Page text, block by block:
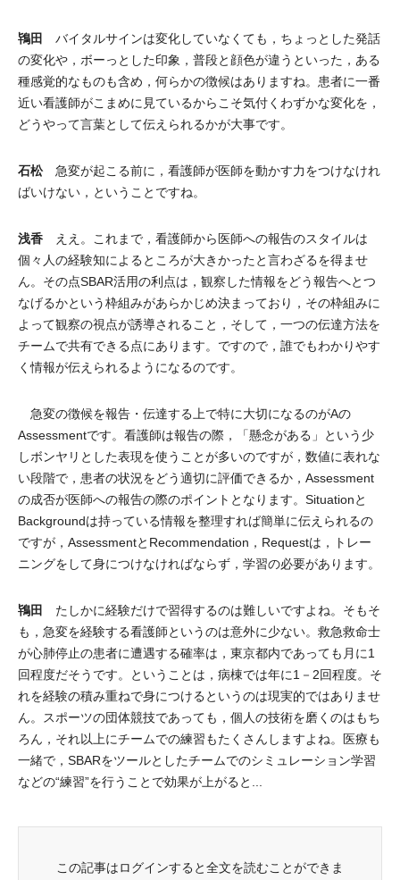
鴇田 バイタルサインは変化していなくても，ちょっとした発話
の変化や，ボーっとした印象，普段と顔色が違うといった，ある
種感覚的なものも含め，何らかの徴候はありますね。患者に一番
近い看護師がこまめに見ているからこそ気付くわずかな変化を，
どうやって言葉として伝えられるかが大事です。
石松急変が起こる前に，看護師が医師を動かす力をつけなけれ
ばいけない，ということですね。
浅香 ええ。これまで，看護師から医師への報告のスタイルは
個々人の経験知によるところが大きかったと言わざるを得ませ
ん。その点SBAR活用の利点は，観察した情報をどう報告へとつ
なげるかという枠組みがあらかじめ決まっており，その枠組みに
よって観察の視点が誘導されること，そして，一つの伝達方法を
チームで共有できる点にあります。ですので，誰でもわかりやす
く情報が伝えられるようになるのです。
急変の徴候を報告・伝達する上で特に大切になるのがAの
Assessmentです。看護師は報告の際，「懸念がある」という少
しボンヤリとした表現を使うことが多いのですが，数値に表れな
い段階で，患者の状況をどう適切に評価できるか，Assessment
の成否が医師への報告の際のポイントとなります。Situationと
Backgroundは持っている情報を整理すれば簡単に伝えられるの
ですが，AssessmentとRecommendation，Requestは，トレー
ニングをして身につけなければならず，学習の必要があります。
鴇田 たしかに経験だけで習得するのは難しいですよね。そもそ
も，急変を経験する看護師というのは意外に少ない。救急救命士
が心肺停止の患者に遭遇する確率は，東京都内であっても月に1
回程度だそうです。ということは，病棟では年に1－2回程度。そ
れを経験の積み重ねで身につけるというのは現実的ではありませ
ん。スポーツの団体競技であっても，個人の技術を磨くのはもち
ろん，それ以上にチームでの練習もたくさんしますよね。医療も
一緒で，SBARをツールとしたチームでのシミュレーション学習
などの“練習”を行うことで効果が上がると...
この記事はログインすると全文を読むことができま